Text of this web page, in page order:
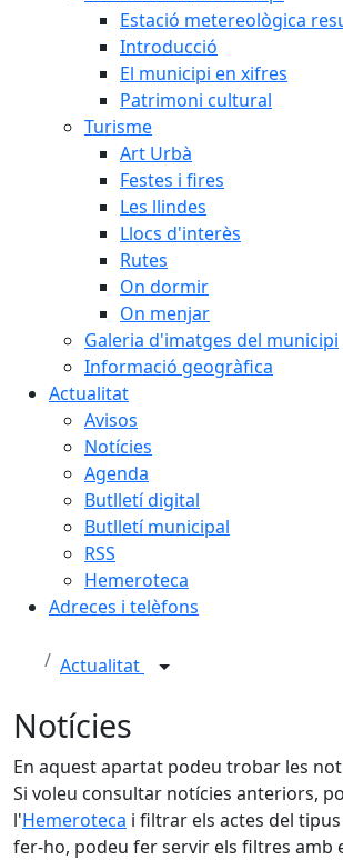
Estació metereològica
Introducció
El municipi en xifres
Patrimoni cultural
Turisme
Art Urbà
Festes i fires
Les llindes
Llocs d'interès
Rutes
On dormir
On menjar
Galeria d'imatges del municipi
Informació geogràfica
Actualitat
Avisos
Notícies
Agenda
Butlletí digital
Butlletí municipal
RSS
Hemeroteca
Adreces i telèfons
Actualitat
Notícies
En aquest apartat podeu trobar les
Si voleu consultar notícies anteriors,
l'Hemeroteca i filtrar els actes del
fer-ho, podeu fer servir els filtres amb